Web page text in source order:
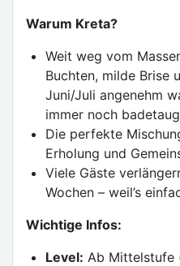
Warum Kreta?
Weit weg vom
Buchten, milde Brise
Juni/Juli angenehm
immer noch
Die perfekte
Erholung und
Viele Gäste
Wochen – weil’s
Wichtige Infos:
Level: Ab Mittelstufe